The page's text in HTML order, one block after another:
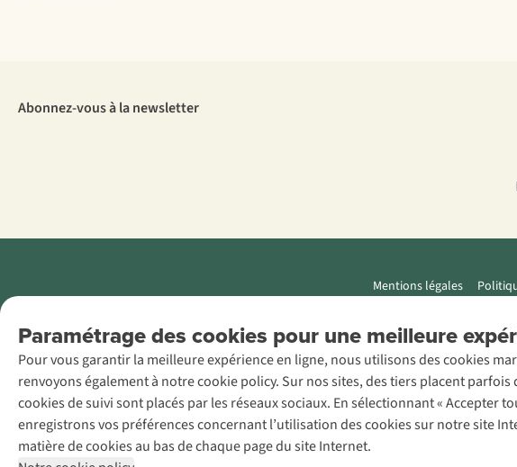
Paramétrage des cookies pour une meilleure
Pour vous garantir la meilleure expérience en ligne, nous utilisons des cookies
renvoyons également à notre cookie policy. Sur nos sites, des tiers placent
cookies de suivi sont placés par les réseaux sociaux. En sélectionnant « Accepter
enregistrons vos préférences concernant l’utilisation des cookies sur notre site
matière de cookies au bas de chaque page du site Internet.
Abonnez-vous à la newsletter
Mentions légales
AS Adventure
Luxemburg SA,
Boulevard F.W.
Raiffeisen 25, L-
2411
Luxembourg
+32 (0)3 828